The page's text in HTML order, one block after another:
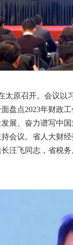
原召开。会议以
盘点2023年财政
展、奋力谱写中
会议。省人大财
汪飞同志，省税